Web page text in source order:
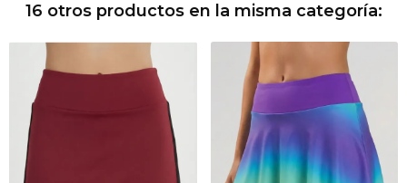
16 otros productos en la misma categoría: